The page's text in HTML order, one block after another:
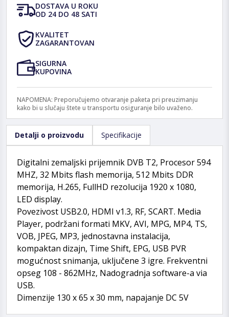
DOSTAVA U ROKU
OD 24 DO 48 SATI
KVALITET
ZAGARANTOVAN
SIGURNA
KUPOVINA
NAPOMENA: Preporučujemo otvaranje paketa pri preuzimanju
kako bi u slučaju štete u transportu osiguranje bilo uvaženo.
Detalji o proizvodu Specifikacije
Digitalni zemaljski prijemnik DVB T2, Procesor 594
MHZ, 32 Mbits flash memorija, 512 Mbits DDR
memorija, H.265, FullHD rezolucija 1920 x 1080,
LED display.
Povezivost USB2.0, HDMI v1.3, RF, SCART. Media
Player, podržani formati MKV, AVI, MPG, MP4, TS,
VOB, JPEG, MP3, jednostavna instalacija,
kompaktan dizajn, Time Shift, EPG, USB PVR
mogućnost snimanja, uključene 3 igre. Frekventni
opseg 108 - 862MHz, Nadogradnja software-a via
USB.
Dimenzije 130 x 65 x 30 mm, napajanje DC 5V